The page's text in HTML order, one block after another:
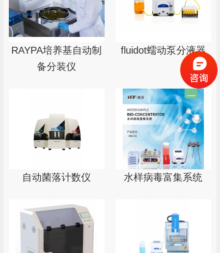
RAYPA培养基自动制
备分装仪
fluidot蠕动泵分液器
自动菌落计数仪 水样病毒富集系统